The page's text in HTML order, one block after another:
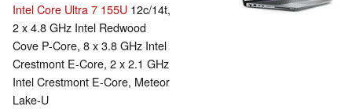
Intel Core Ultra 7 155U 12c/14t,
2 x 4.8 GHz Intel Redwood
Cove P-Core, 8 x 3.8 GHz Intel
Crestmont E-Core, 2 x 2.1 GHz
Intel Crestmont E-Core, Meteor
Lake-U